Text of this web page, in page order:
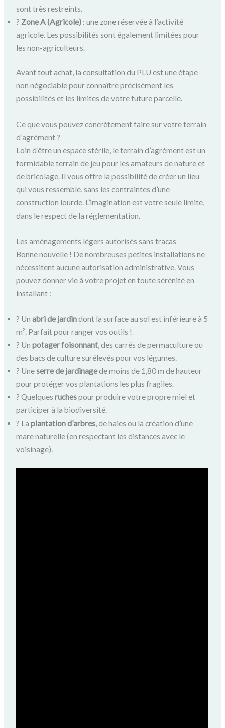
sont très restreints.
? Zone A (Agricole) : une zone réservée à l’activité
agricole. Les possibilités sont également limitées pour
les non-agriculteurs.
Avant tout achat, la consultation du PLU est une étape
non négociable pour connaître précisément les
possibilités et les limites de votre future parcelle.
Ce que vous pouvez concrètement faire sur votre terrain
d’agrément ?
Loin d’être un espace stérile, le terrain d’agrément est un
formidable terrain de jeu pour les amateurs de nature et
de bricolage. Il vous offre la possibilité de créer un lieu
qui vous ressemble, sans les contraintes d’une
construction lourde. L’imagination est votre seule limite,
dans le respect de la réglementation.
Les aménagements légers autorisés sans tracas
Bonne nouvelle ! De nombreuses petites installations ne
nécessitent aucune autorisation administrative. Vous
pouvez donner vie à votre projet en toute sérénité en
installant :
? Unabri de jardindont la surface au sol est inférieure à 5
m². Parfait pour ranger vos outils !
? Unpotager foisonnant, des carrés de permaculture ou
des bacs de culture surélevés pour vos légumes.
? Uneserre de jardinagede moins de 1,80 m de hauteur
pour protéger vos plantations les plus fragiles.
? Quelquesruchespour produire votre propre miel et
participer à la biodiversité.
? Laplantation d’arbres, de haies ou la création d’une
mare naturelle (en respectant les distances avec le
voisinage).